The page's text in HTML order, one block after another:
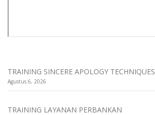
TRAINING SINCERE APOLOGY TECHNIQUES
Agustus 6, 2026
TRAINING LAYANAN PERBANKAN